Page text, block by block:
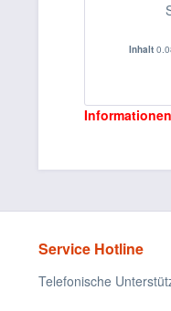
Inhalt
Service Hotline
Telefonische